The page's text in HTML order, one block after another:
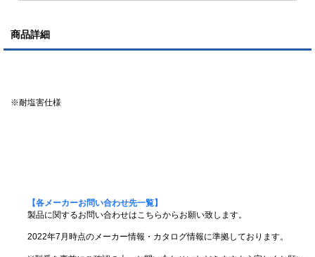
商品詳細
※耐塩害仕様
【各メーカーお問い合わせ先一覧】
製品に関するお問い合わせはこちらからお願い致します。
2022年7月時点のメーカー情報・カタログ情報に準拠しております。